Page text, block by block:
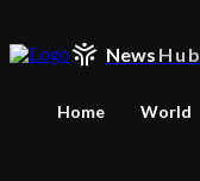
News Hub
Home World